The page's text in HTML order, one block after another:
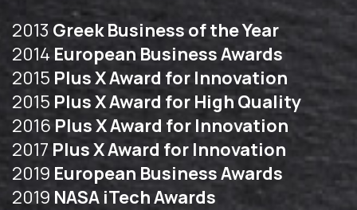
2013 Greek Business of the Year
2014 European Business Awards
2015 Plus X Award for Innovation
2015 Plus X Award for High Quality
2016 Plus X Award for Innovation
2017 Plus X Award for Innovation
2019 European Business Awards
2019 NASA iTech Awards